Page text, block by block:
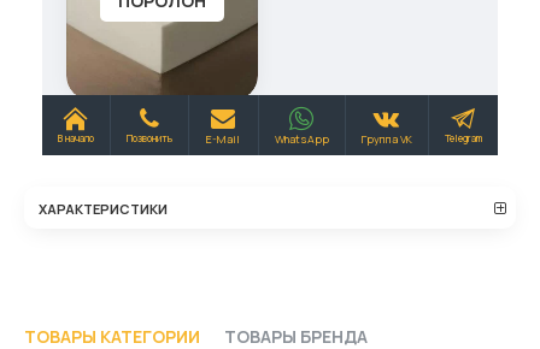
ХАРАКТЕРИСТИКИ
ТОВАРЫ КАТЕГОРИИ ТОВАРЫ БРЕНДА